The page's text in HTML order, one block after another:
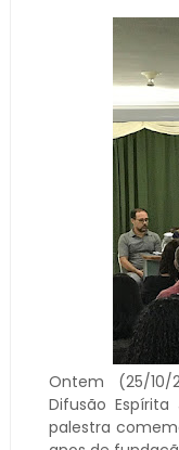
Ontem (25/
Difusão
palestra